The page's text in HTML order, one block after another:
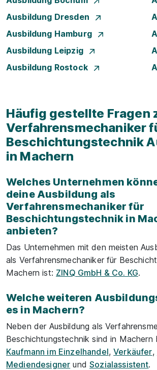
Ausbildung Dresden
Ausbildung Hamburg
Ausbildung Leipzig
Ausbildung Rostock
Häufig gestellte Fragen
Verfahrensmechaniker
Beschichtungstechnik
in Machern
Welches Unternehmen
deine Ausbildung als
Verfahrensmechaniker für
Beschichtungstechnik in
anbieten?
Das Unternehmen mit den meisten
als Verfahrensmechaniker für
Machern ist: ZINQ GmbH & Co. KG.
Welche weiteren
es in Machern?
Neben der Ausbildung als
Beschichtungstechnik sind in Machern
Kaufmann im Einzelhandel,Verkäufer,
Mediendesigner undSozialassistent.